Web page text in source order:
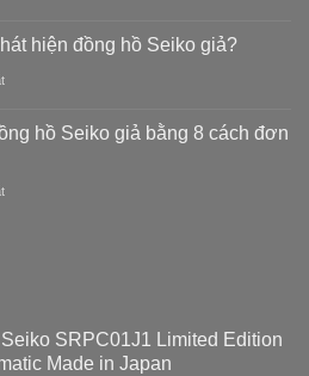
hàng
hồ
và
hồ
diện
hiện đồng hồ Seiko giả?
ở
thế
hồ
hồ Seiko giả bằng 8 cách đơn
ở
hồ
SRPC01J1 Limited Edition
Made in Japan